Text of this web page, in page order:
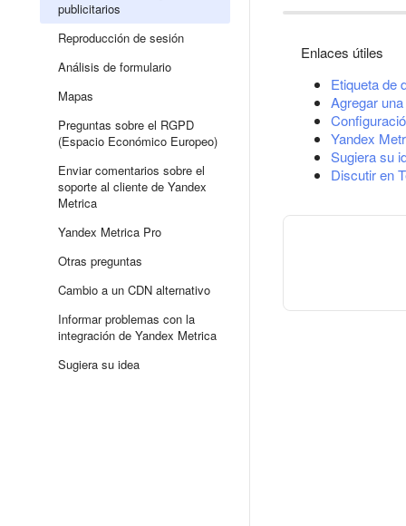
publicitarios
Reproducción de sesión
Análisis de formulario
Mapas
Preguntas sobre el RGPD
(Espacio Económico Europeo)
Enviar comentarios sobre el
soporte al cliente de Yandex
Metrica
Yandex Metrica Pro
Otras preguntas
Cambio a un CDN alternativo
Informar problemas con la
integración de Yandex Metrica
Sugiera su idea
Enlaces útiles
Etiqueta de
Agregar
Yandex
Sugiera su
Discutir en